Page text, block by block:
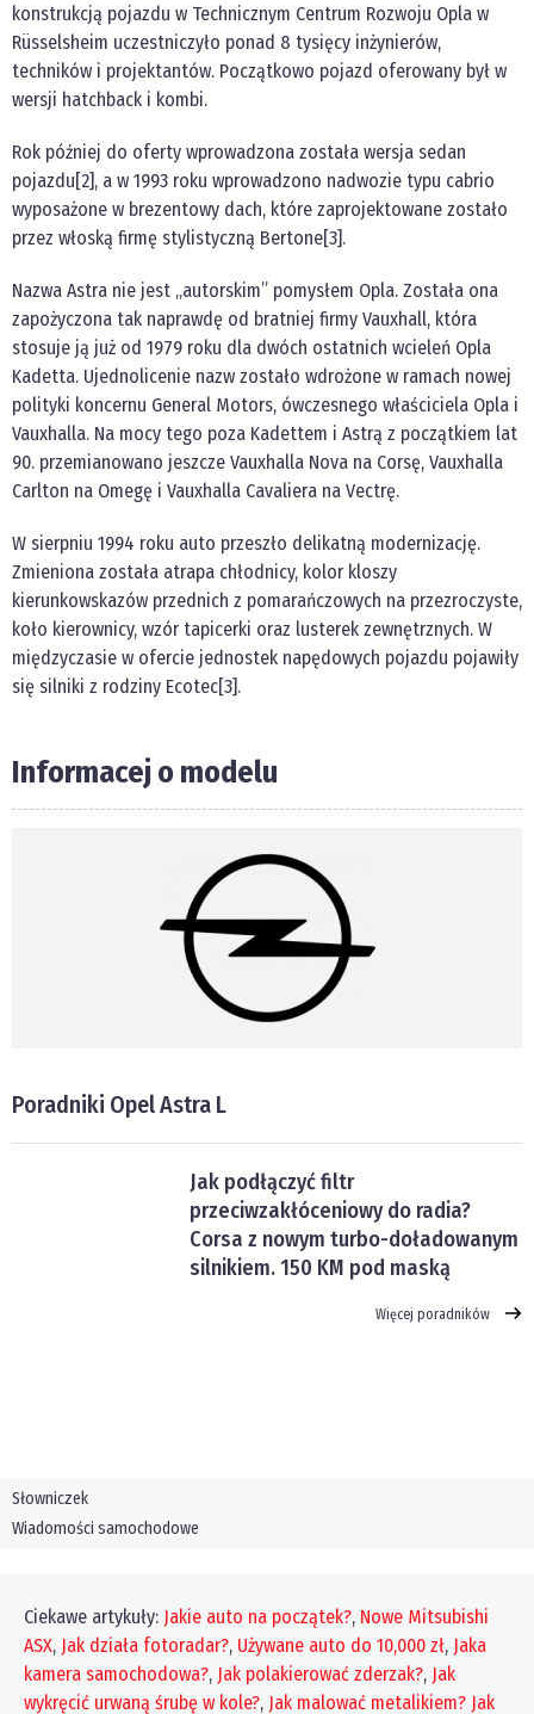
konstrukcją pojazdu w Technicznym Centrum Rozwoju Opla w
Rüsselsheim uczestniczyło ponad 8 tysięcy inżynierów,
techników i projektantów. Początkowo pojazd oferowany był w
wersji hatchback i kombi.
Rok później do oferty wprowadzona została wersja sedan
pojazdu[2], a w 1993 roku wprowadzono nadwozie typu cabrio
wyposażone w brezentowy dach, które zaprojektowane zostało
przez włoską firmę stylistyczną Bertone[3].
Nazwa Astra nie jest „autorskim” pomysłem Opla. Została ona
zapożyczona tak naprawdę od bratniej firmy Vauxhall, która
stosuje ją już od 1979 roku dla dwóch ostatnich wcieleń Opla
Kadetta. Ujednolicenie nazw zostało wdrożone w ramach nowej
polityki koncernu General Motors, ówczesnego właściciela Opla i
Vauxhalla. Na mocy tego poza Kadettem i Astrą z początkiem lat
90. przemianowano jeszcze Vauxhalla Nova na Corsę, Vauxhalla
Carlton na Omegę i Vauxhalla Cavaliera na Vectrę.
W sierpniu 1994 roku auto przeszło delikatną modernizację.
Zmieniona została atrapa chłodnicy, kolor kloszy
kierunkowskazów przednich z pomarańczowych na przezroczyste,
koło kierownicy, wzór tapicerki oraz lusterek zewnętrznych. W
międzyczasie w ofercie jednostek napędowych pojazdu pojawiły
się silniki z rodziny Ecotec[3].
Informacej o modelu
Poradniki Opel Astra L
Jak podłączyć filtr
przeciwzakłóceniowy do radia?
Corsa z nowym turbo-doładowanym
silnikiem. 150 KM pod maską
Więcej poradników
Słowniczek
Wiadomości samochodowe
Ciekawe artykuły: Jakie auto na początek?, Nowe Mitsubishi
ASX, Jak działa fotoradar?, Używane auto do 10,000 zł, Jaka
kamera samochodowa?, Jak polakierować zderzak?, Jak
wykręcić urwaną śrubę w kole?, Jak malować metalikiem? Jak